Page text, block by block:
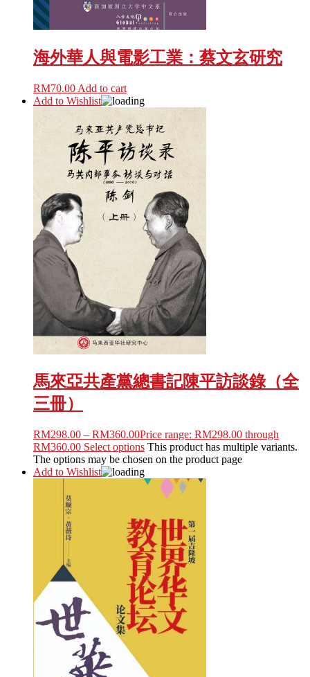
海外華人與電影工業：蔡文玄研究
RM70.00 Add to cart
Add to Wishlist
馬來亞共產黨總書記陳平訪談錄（全
三冊）
RM298.00 – RM360.00Price range: RM298.00 through
RM360.00 Select options This product has multiple variants.
The options may be chosen on the product page
Add to Wishlist